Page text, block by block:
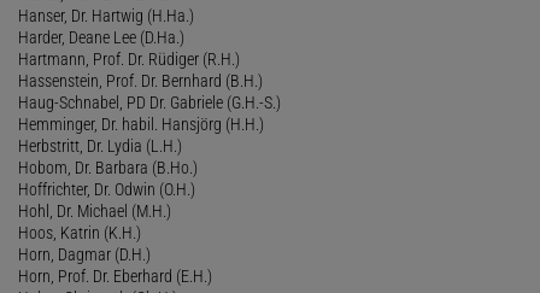
Hanser, Dr. Hartwig (H.Ha.)
Harder, Deane Lee (D.Ha.)
Hartmann, Prof. Dr. Rüdiger (R.H.)
Hassenstein, Prof. Dr. Bernhard (B.H.)
Haug-Schnabel, PD Dr. Gabriele (G.H.-S.)
Hemminger, Dr. habil. Hansjörg (H.H.)
Herbstritt, Dr. Lydia (L.H.)
Hobom, Dr. Barbara (B.Ho.)
Hoffrichter, Dr. Odwin (O.H.)
Hohl, Dr. Michael (M.H.)
Hoos, Katrin (K.H.)
Horn, Dagmar (D.H.)
Horn, Prof. Dr. Eberhard (E.H.)